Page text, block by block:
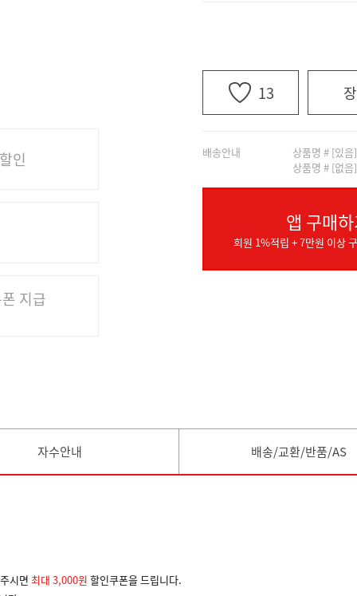
인
지급
13
배송안내
상품명 # [있
상품명 # [없
앱 구매
회원 1%적립 + 7만원 이상
자수안내 배송/교환/반품/AS
시면 최대 3,000원 할인쿠폰을 드립니다.